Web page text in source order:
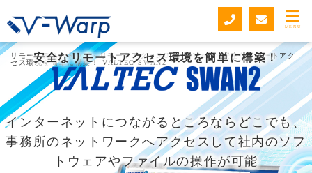
MENU
リモートデスクトップ・リモートアクセスUSB V-Warp>安全なリモートアク
セス環境を簡単に構築！ VALTEC SWAN2
安全なリモートアクセス環境を簡単に構築！
インターネットにつながるところならどこでも、
事務所のネットワークへアクセスして社内のソフ
トウェアやファイルの操作が可能